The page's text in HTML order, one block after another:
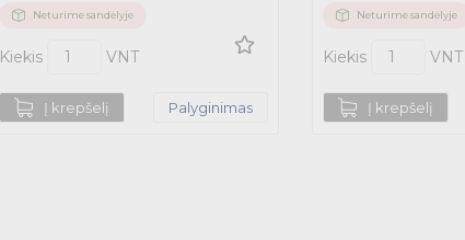
Neturime sandėlyje
Kiekis VNT
Į krepšelį Palyginimas
Neturime sandėlyje
Kiekis VNT
Į krepšelį